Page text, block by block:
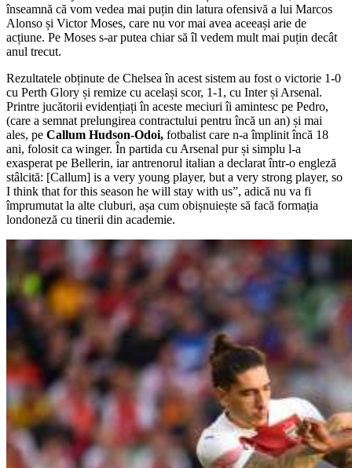
înseamnă că vom vedea mai puțin din latura ofensivă a lui Marcos
Alonso și Victor Moses, care nu vor mai avea aceeași arie de
acțiune. Pe Moses s-ar putea chiar să îl vedem mult mai puțin decât
anul trecut.
Rezultatele obținute de Chelsea în acest sistem au fost o victorie 1-0
cu Perth Glory și remize cu același scor, 1-1, cu Inter și Arsenal.
Printre jucătorii evidențiați în aceste meciuri îi amintesc pe Pedro,
(care a semnat prelungirea contractului pentru încă un an) și mai
ales, pe Callum Hudson-Odoi, fotbalist care n-a împlinit încă 18
ani, folosit ca winger. În partida cu Arsenal pur și simplu l-a
exasperat pe Bellerin, iar antrenorul italian a declarat într-o engleză
stâlcită: [Callum] is a very young player, but a very strong player, so
I think that for this season he will stay with us”, adică nu va fi
împrumutat la alte cluburi, așa cum obișnuiește să facă formația
londoneză cu tinerii din academie.